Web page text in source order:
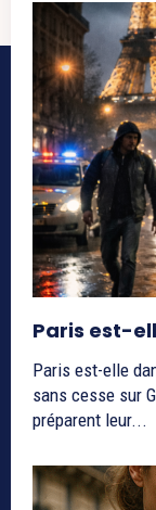
Paris est-
Paris est-elle
sans cesse sur
préparent leur...